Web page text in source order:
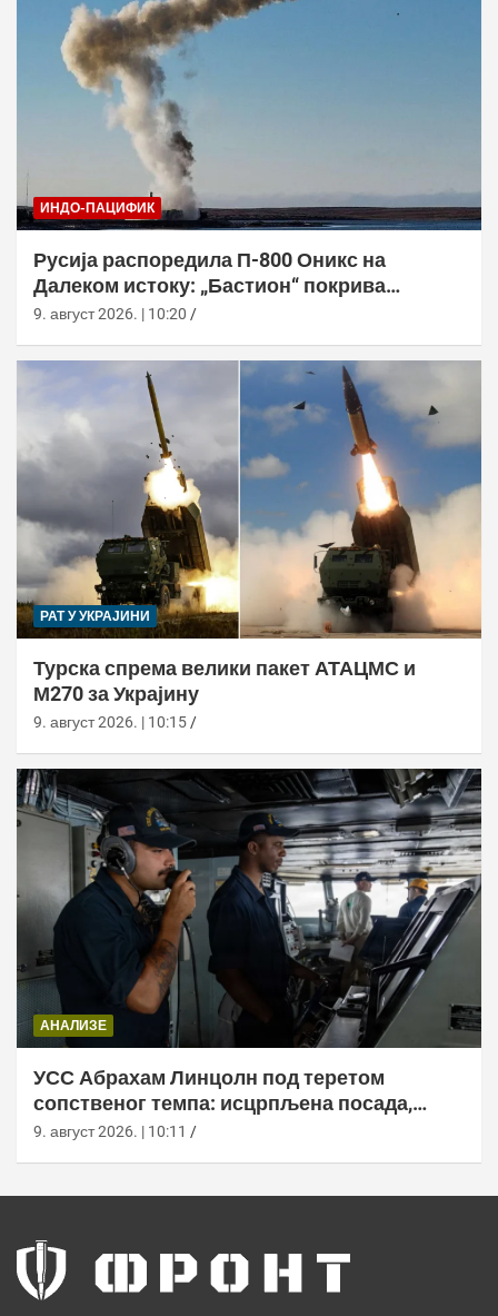
ИНДО-ПАЦИФИК
Русија распоредила П-800 Оникс на
Далеком истоку: „Бастион“ покрива
Куриле, Камчатку и Чукотку
9. август 2026. | 10:20
РАТ У УКРАЈИНИ
Турска спрема велики пакет АТАЦМС и
М270 за Украјину
9. август 2026. | 10:15
АНАЛИЗЕ
УСС Абрахам Линцолн под теретом
сопственог темпа: исцрпљена посада,
проблеми са снабдевањем и пад морала
9. август 2026. | 10:11